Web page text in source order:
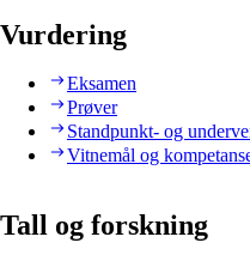
Vurdering
Eksamen
Prøver
Standpunkt- og
Vitnemål og
Tall og forskning